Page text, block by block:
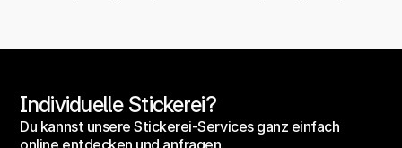
Individuelle Stickerei?
Du kannst unsere Stickerei-Services ganz einfach
online entdecken und anfragen.